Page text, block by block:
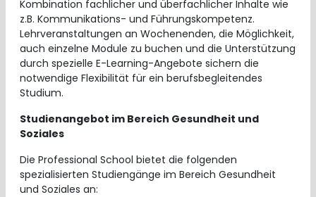
Kombination fachlicher und überfachlicher Inhalte wie
z.B. Kommunikations- und Führungskompetenz.
Lehrveranstaltungen an Wochenenden, die Möglichkeit,
auch einzelne Module zu buchen und die Unterstützung
durch spezielle E-Learning-Angebote sichern die
notwendige Flexibilität für ein berufsbegleitendes
Studium.
Studienangebot im Bereich Gesundheit und
Soziales
Die Professional School bietet die folgenden
spezialisierten Studiengänge im Bereich Gesundheit
und Soziales an: